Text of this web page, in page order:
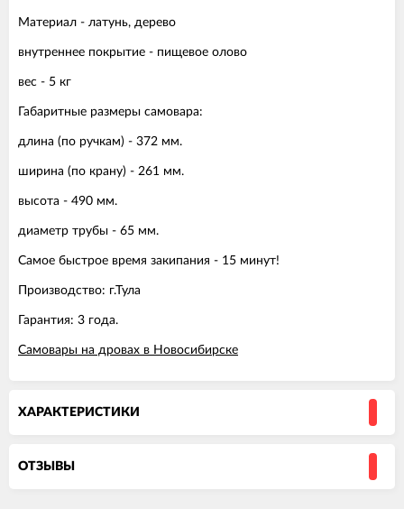
Материал - латунь, дерево
внутреннее покрытие - пищевое олово
вес - 5 кг
Габаритные размеры самовара:
длина (по ручкам) - 372 мм.
ширина (по крану) - 261 мм.
высота - 490 мм.
диаметр трубы - 65 мм.
Самое быстрое время закипания - 15 минут!
Производство: г.Тула
Гарантия: 3 года.
Самовары на дровах в Новосибирске
ХАРАКТЕРИСТИКИ
ОТЗЫВЫ